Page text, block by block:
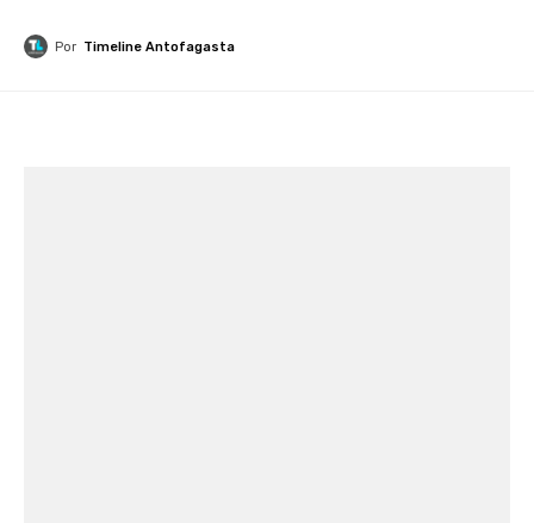
Por Timeline Antofagasta